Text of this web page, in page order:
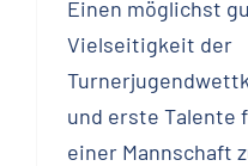
Einen möglichst
Vielseitigkeit der
und erste Talente
einer Mannschaft